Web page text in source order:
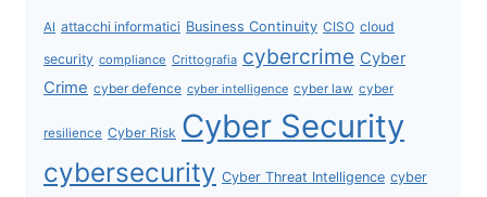
AI attacchi informatici Business Continuity CISO cloud
security compliance Crittografia cybercrime Cyber
Crime cyber defence cyber intelligence cyber law cyber
resilience Cyber Risk Cyber Security
cybersecurity Cyber Threat Intelligence cyber